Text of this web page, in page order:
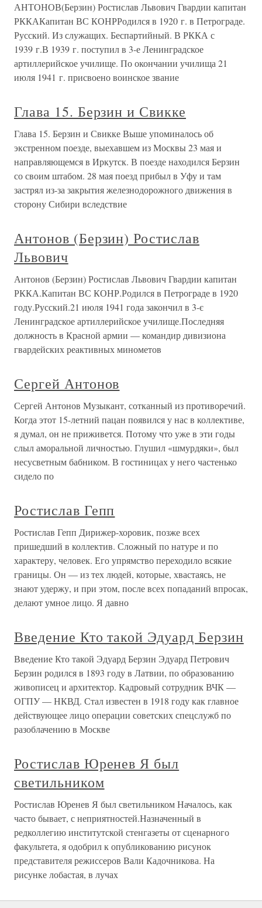
АНТОНОВ(Берзин) Ростислав Львович Гвардии капитан
РККАКапитан ВС КОНРРодился в 1920 г. в Петрограде.
Русский. Из служащих. Беспартийный. В РККА с
1939 г.В 1939 г. поступил в 3-е Ленинградское
артиллерийское училище. По окончании училища 21
июля 1941 г. присвоено воинское звание
Глава 15. Берзин и Свикке
Глава 15. Берзин и Свикке Выше упоминалось об
экстренном поезде, выехавшем из Москвы 23 мая и
направляющемся в Иркутск. В поезде находился Берзин
со своим штабом. 28 мая поезд прибыл в Уфу и там
застрял из-за закрытия железнодорожного движения в
сторону Сибири вследствие
Антонов (Берзин) Ростислав
Львович
Антонов (Берзин) Ростислав Львович Гвардии капитан
РККА.Капитан ВС КОНР.Родился в Петрограде в 1920
году.Русский.21 июля 1941 года закончил в 3-є
Ленинградское артиллерийское училище.Последняя
должность в Красной армии — командир дивизиона
гвардейских реактивных минометов
Сергей Антонов
Сергей Антонов Музыкант, сотканный из противоречий.
Когда этот 15-летний пацан появился у нас в коллективе,
я думал, он не приживется. Потому что уже в эти годы
слыл аморальной личностью. Глушил «шмурдяки», был
несусветным бабником. В гостиницах у него частенько
сидело по
Ростислав Гепп
Ростислав Гепп Дирижер-хоровик, позже всех
пришедший в коллектив. Сложный по натуре и по
характеру, человек. Его упрямство переходило всякие
границы. Он — из тех людей, которые, хвастаясь, не
знают удержу, и при этом, после всех попаданий впросак,
делают умное лицо. Я давно
Введение Кто такой Эдуард Берзин
Введение Кто такой Эдуард Берзин Эдуард Петрович
Берзин родился в 1893 году в Латвии, по образованию
живописец и архитектор. Кадровый сотрудник ВЧК —
ОГПУ — НКВД. Стал известен в 1918 году как главное
действующее лицо операции советских спецслужб по
разоблачению в Москве
Ростислав Юренев Я был
светильником
Ростислав Юренев Я был светильником Началось, как
часто бывает, с неприятностей.Назначенный в
редколлегию институтской стенгазеты от сценарного
факультета, я одобрил к опубликованию рисунок
представителя режиссеров Вали Кадочникова. На
рисунке лобастая, в лучах